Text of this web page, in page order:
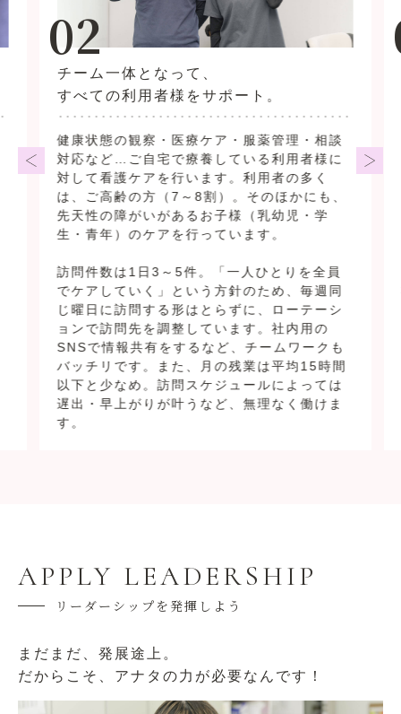
02
チーム一体となって、
すべての利用者様をサポート。
健康状態の観察・医療ケア・服薬管理・相談
対応など…ご自宅で療養している利用者様に
対して看護ケアを行います。利用者の多く
は、ご高齢の方（7～8割）。そのほかにも、
先天性の障がいがあるお子様（乳幼児・学
生・青年）のケアを行っています。
訪問件数は1日3～5件。「一人ひとりを全員
でケアしていく」という方針のため、毎週同
じ曜日に訪問する形はとらずに、ローテーシ
ョンで訪問先を調整しています。社内用の
SNSで情報共有をするなど、チームワークも
バッチリです。また、月の残業は平均15時間
以下と少なめ。訪問スケジュールによっては
遅出・早上がりが叶うなど、無理なく働けま
す。
APPLY LEADERSHIP
リーダーシップを発揮しよう
まだまだ、発展途上。
だからこそ、アナタの力が必要なんです！